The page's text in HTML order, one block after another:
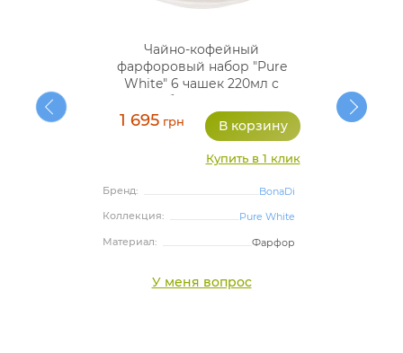
Чайно-кофейный
фарфоровый набор "Pure
White" 6 чашек 220мл с
блюдцами
1 695 грн
Купить в 1 клик
Бренд:
BonaDi
Коллекция:
Pure White
Материал:
Фарфор
У меня вопрос